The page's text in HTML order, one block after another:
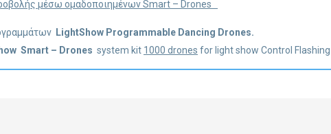
μέσω ομαδοποιημένωνSmart – Drones
LightShow Programmable Dancing Drones.
Smart – Drones system kit 1000 drones for light show Control